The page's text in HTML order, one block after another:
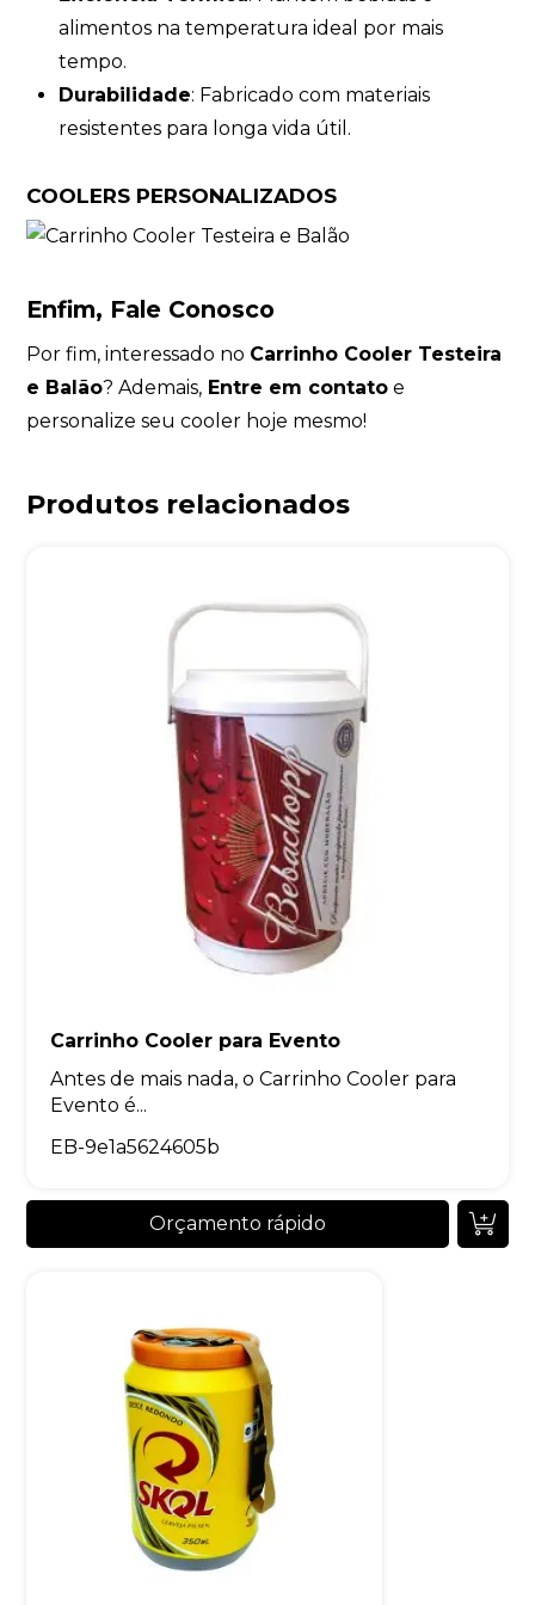
alimentos na temperatura ideal por mais
tempo.
Durabilidade: Fabricado com materiais
resistentes para longa vida útil.
COOLERS PERSONALIZADOS
Enfim, Fale Conosco
Por fim, interessado no Carrinho Cooler Testeira
e Balão? Ademais, Entre em contato e
personalize seu cooler hoje mesmo!
Produtos relacionados
Carrinho Cooler para Evento
Antes de mais nada, o Carrinho Cooler para
Evento é...
EB-9e1a5624605b
Orçamento rápido